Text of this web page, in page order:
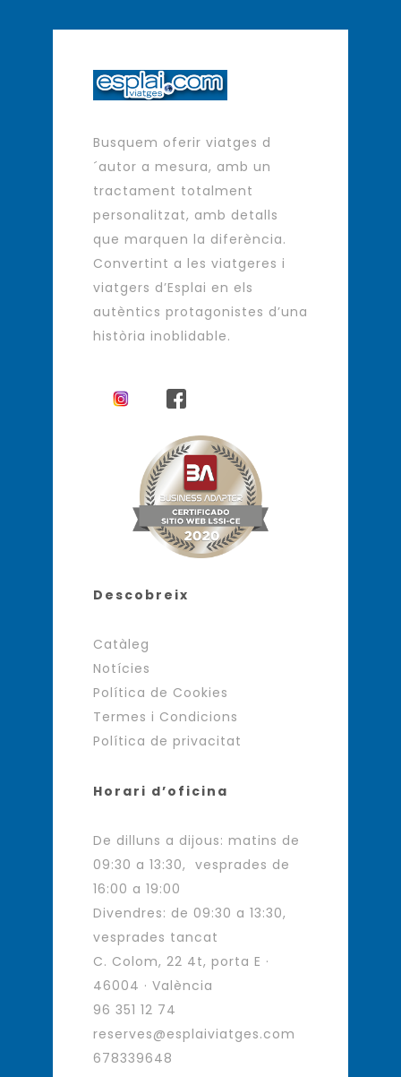
Busquem oferir viatges d
´autor a mesura, amb un
tractament totalment
personalitzat, amb detalls
que marquen la diferència.
Convertint a les viatgeres i
viatgers d’Esplai en els
autèntics protagonistes d’una
història inoblidable.
Descobreix
Catàleg
Notícies
Política de Cookies
Termes i Condicions
Política de privacitat
Horari d’oficina
De dilluns a dijous: matins de
09:30 a 13:30, vesprades de
16:00 a 19:00
Divendres: de 09:30 a 13:30,
vesprades tancat
C. Colom, 22 4t, porta E ·
46004 · València
96 351 12 74
reserves@esplaiviatges.com
678339648